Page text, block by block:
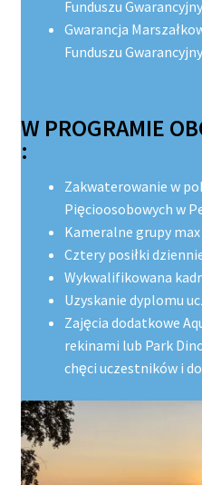
Funduszu
Gwarancja
Funduszu
W PROGRAMIE
:
Zakwaterowanie w
Pięcioosobowych w
Kameralne grupy
Cztery posiłki
Wykwalifikowana
Uzyskanie dyplomu
Zajęcia dodatkowe
rekinami lub Park
chęci uczestników i